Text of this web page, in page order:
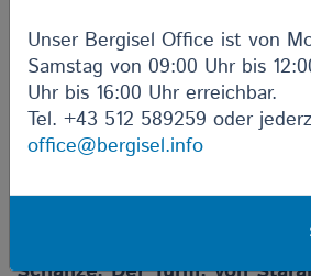
EVENT
Der atemberaubende
die Faszination einer
Olympischer Vergangenheit
Architektur charakterisieren
Unser Bergisel Office ist von
Samstag von 09:00 Uhr bis
Uhr bis 16:00 Uhr erreichbar.
Tel. +43 512 589259 oder
office@bergisel.info